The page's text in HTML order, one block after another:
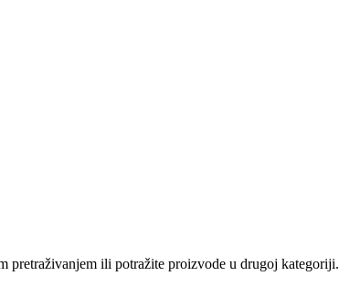
pretraživanjem ili potražite proizvode u drugoj kategoriji.